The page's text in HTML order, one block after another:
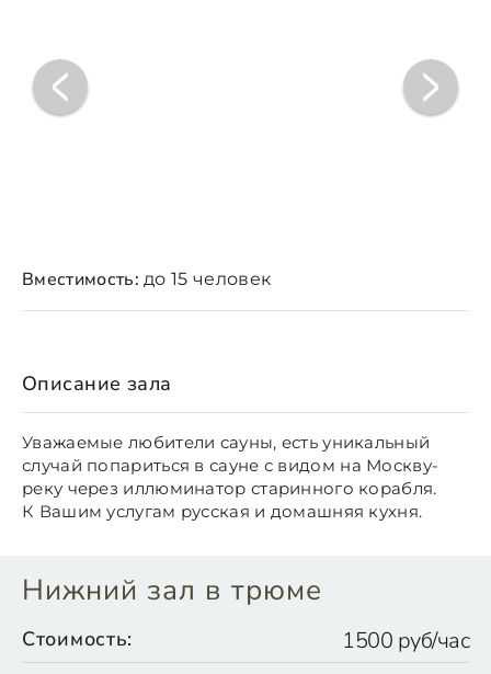
Вместимость: до 15 человек
Описание зала
Уважаемые любители сауны, есть уникальный
случай попариться в сауне с видом на Москву-
реку через иллюминатор старинного корабля.
К Вашим услугам русская и домашняя кухня.
Нижний зал в трюме
Стоимость: 1500 руб/час